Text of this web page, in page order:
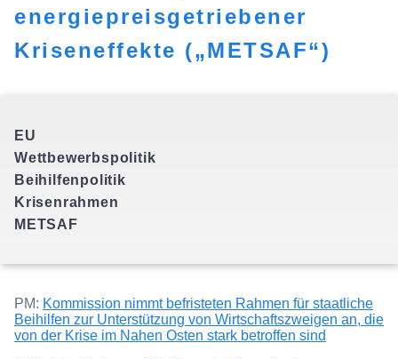
energiepreisgetriebener
Kriseneffekte („METSAF“)
EU
Wettbewerbspolitik
Beihilfenpolitik
Krisenrahmen
METSAF
PM: Kommission nimmt befristeten Rahmen für staatliche
Beihilfen zur Unterstützung von Wirtschaftszweigen an, die
von der Krise im Nahen Osten stark betroffen sind